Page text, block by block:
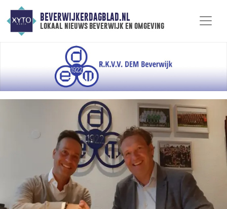
BEVERWIJKERDAGBLAD.NL
lokaal nieuws beverwijk en omgeving